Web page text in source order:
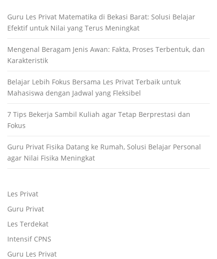
Guru Les Privat Matematika di Bekasi Barat: Solusi Belajar
Efektif untuk Nilai yang Terus Meningkat
Mengenal Beragam Jenis Awan: Fakta, Proses Terbentuk, dan
Karakteristik
Belajar Lebih Fokus Bersama Les Privat Terbaik untuk
Mahasiswa dengan Jadwal yang Fleksibel
7 Tips Bekerja Sambil Kuliah agar Tetap Berprestasi dan
Fokus
Guru Privat Fisika Datang ke Rumah, Solusi Belajar Personal
agar Nilai Fisika Meningkat
Les Privat
Guru Privat
Les Terdekat
Intensif CPNS
Guru Les Privat